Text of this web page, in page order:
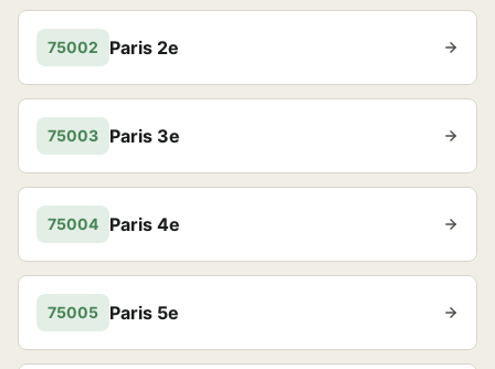
75002 Paris 2e
75003 Paris 3e
75004 Paris 4e
75005 Paris 5e